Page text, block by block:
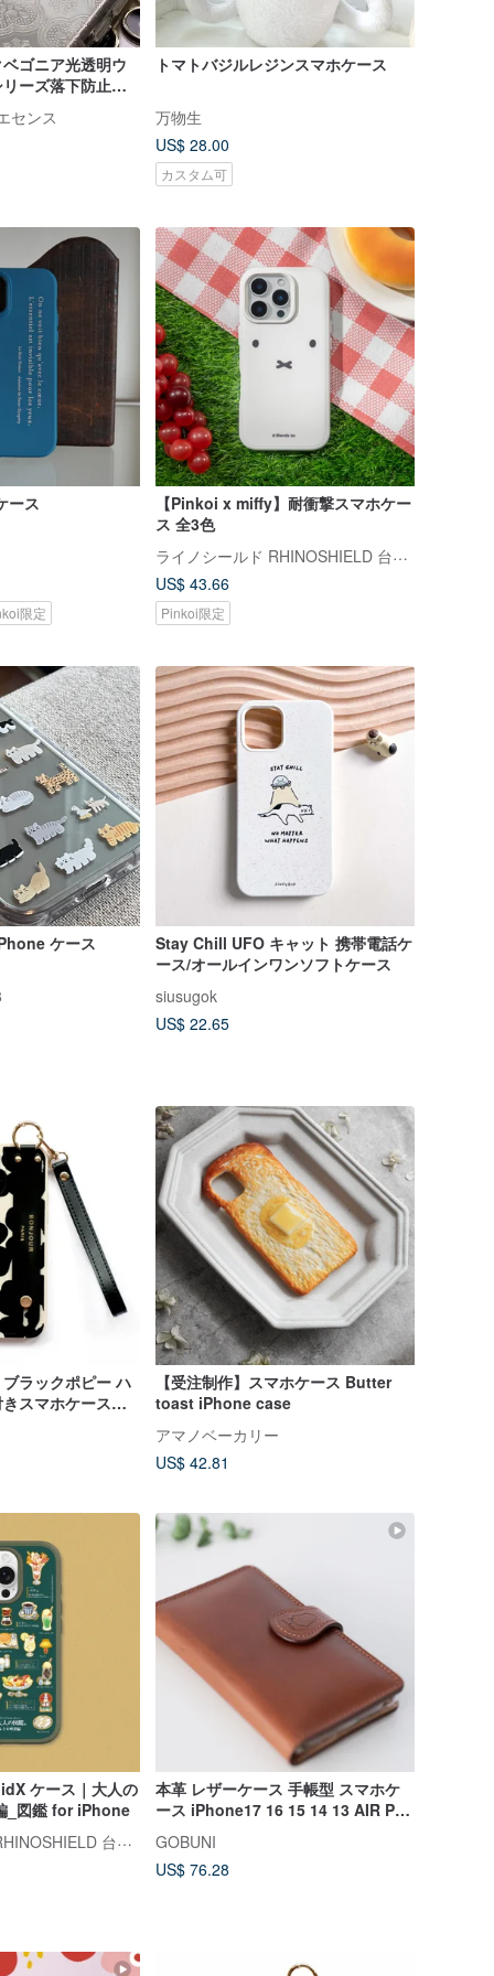
ゴニア光透明ウ
ーズ落下防止携
センス
トマトバジルレジンスマホケース
万物生
US$ 28.00
カスタム可
ース
限定
【Pinkoi x miffy】耐衝撃スマホケー
ス 全3色
ライノシールド RHINOSHIELD 台湾公式ストア
US$ 43.66
Pinkoi限定
ケース
Stay Chill UFO キャット 携帯電話ケ
ース/オールインワンソフトケース
siusugok
US$ 22.65
ラックポピー ハ
スマホケース
【受注制作】スマホケース Butter
toast iPhone case
アマノベーカリー
US$ 42.81
ケース｜大人の
_図鑑 for iPhone
ライノシールド RHINOSHIELD 台湾公式ストア
本革 レザーケース 手帳型 スマホケ
ース iPhone17 16 15 14 13 AIR Pro
Max ケース 衝撃吸収保護ケース
GOBUNI
US$ 76.28